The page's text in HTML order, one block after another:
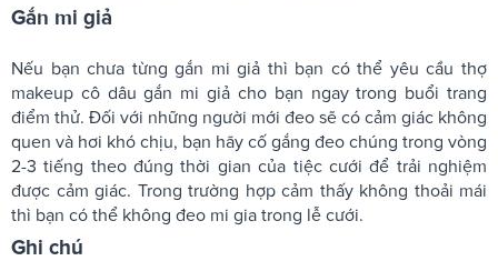
Gắn mi giả
Nếu bạn chưa từng gắn mi giả thì bạn có thể yêu cầu thợ
makeup cô dâu gắn mi giả cho bạn ngay trong buổi trang
điểm thử. Đối với những người mới đeo sẽ có cảm giác không
quen và hơi khó chịu, bạn hãy cố gắng đeo chúng trong vòng
2-3 tiếng theo đúng thời gian của tiệc cưới để trải nghiệm
được cảm giác. Trong trường hợp cảm thấy không thoải mái
thì bạn có thể không đeo mi gia trong lễ cưới.
Ghi chú